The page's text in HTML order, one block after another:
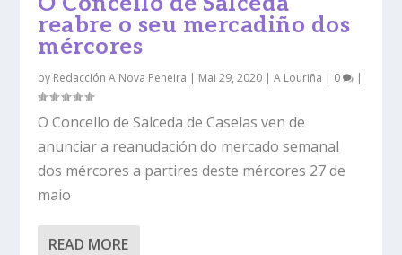
reabre o seu mercadiño dos
mércores
by Redacción A Nova Peneira | Mai 29, 2020 |A Louriña | 0 |
O Concello de Salceda de Caselas ven de
anunciar a reanudación do mercado semanal
dos mércores a partires deste mércores 27 de
maio
READ MORE